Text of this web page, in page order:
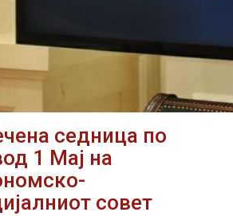
седница по
1 Мај на
совет